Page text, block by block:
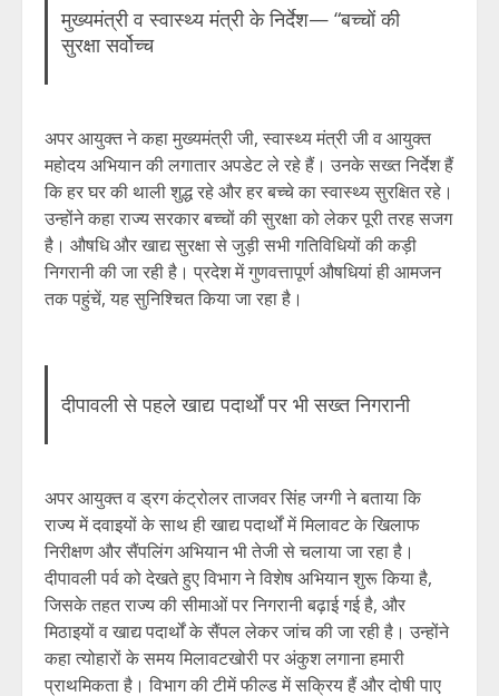
मुख्यमंत्री व स्वास्थ्य मंत्री के निर्देश— “बच्चों की
सुरक्षा सर्वोच्च
अपर आयुक्त ने कहा मुख्यमंत्री जी, स्वास्थ्य मंत्री जी व आयुक्त
महोदय अभियान की लगातार अपडेट ले रहे हैं। उनके सख्त निर्देश हैं
कि हर घर की थाली शुद्ध रहे और हर बच्चे का स्वास्थ्य सुरक्षित रहे।
उन्होंने कहा राज्य सरकार बच्चों की सुरक्षा को लेकर पूरी तरह सजग
है। औषधि और खाद्य सुरक्षा से जुड़ी सभी गतिविधियों की कड़ी
निगरानी की जा रही है। प्रदेश में गुणवत्तापूर्ण औषधियां ही आमजन
तक पहुंचें, यह सुनिश्चित किया जा रहा है।
दीपावली से पहले खाद्य पदार्थों पर भी सख्त निगरानी
अपर आयुक्त व ड्रग कंट्रोलर ताजवर सिंह जग्गी ने बताया कि
राज्य में दवाइयों के साथ ही खाद्य पदार्थों में मिलावट के खिलाफ
निरीक्षण और सैंपलिंग अभियान भी तेजी से चलाया जा रहा है।
दीपावली पर्व को देखते हुए विभाग ने विशेष अभियान शुरू किया है,
जिसके तहत राज्य की सीमाओं पर निगरानी बढ़ाई गई है, और
मिठाइयों व खाद्य पदार्थों के सैंपल लेकर जांच की जा रही है। उन्होंने
कहा त्योहारों के समय मिलावटखोरी पर अंकुश लगाना हमारी
प्राथमिकता है। विभाग की टीमें फील्ड में सक्रिय हैं और दोषी पाए